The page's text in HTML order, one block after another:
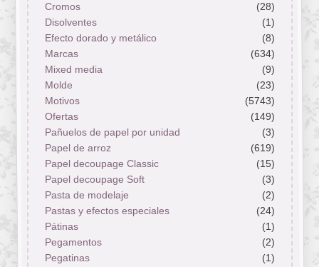
Cromos
(28)
Disolventes
(1)
Efecto dorado y metálico
(8)
Marcas
(634)
Mixed media
(9)
Molde
(23)
Motivos
(5743)
Ofertas
(149)
Pañuelos de papel por unidad
(3)
Papel de arroz
(619)
Papel decoupage Classic
(15)
Papel decoupage Soft
(3)
Pasta de modelaje
(2)
Pastas y efectos especiales
(24)
Pátinas
(1)
Pegamentos
(2)
Pegatinas
(1)